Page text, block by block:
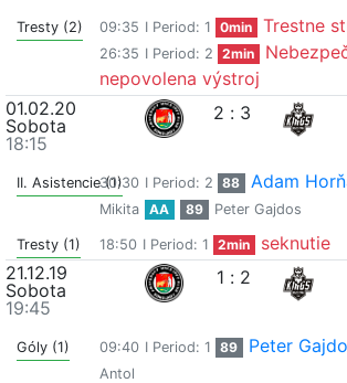
Tresty (2) 09:35 I Period: 1 0min Trestne
26:35 I Period: 2 2min
nepovolena výstroj
01.02.20
Sobota
18:15
2 : 3
II. Asistencie (1)
30:30 I Period: 2 88 Adam
Mikita
AA 89 Peter Gajdos
Tresty (1) 18:50 I Period: 1 2min
seknutie
21.12.19
Sobota
19:45
1 : 2
Góly (1) 09:40 I Period: 1 89 Peter
Antol